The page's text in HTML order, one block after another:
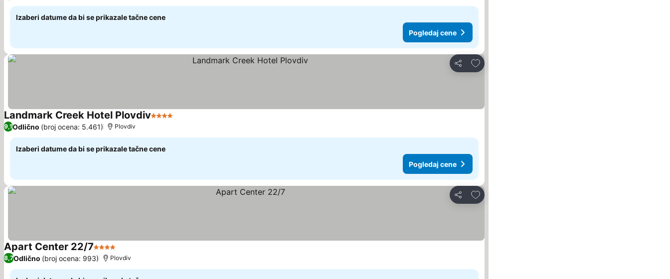
Izaberi datume da bi se prikazale tačne cene
Pogledaj cene
Deli
Dodati u favorite
Landmark Creek Hotel Plovdiv4 Zvezdice
9,1Odlično (broj ocena: 5.461) Plovdiv
Izaberi datume da bi se prikazale tačne cene
Pogledaj cene
Deli
Dodati u favorite
Apart Center 22/74 Zvezdice
8,7Odlično (broj ocena: 993) Plovdiv